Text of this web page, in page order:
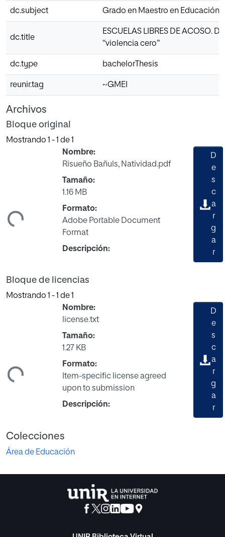
dc.subject Grado en Maestro en Educación
dc.title
ESCUELAS LIBRES DE ACOSO.
“violencia cero”
dc.type bachelorThesis
reunir.tag ~GMEI
Archivos
Bloque original
Mostrando 1 - 1 de 1
Nombre:
Risueño Bañuls, Natividad.pdf
Tamaño:
1.16 MB
Formato:
Adobe Portable Document
Format
Descripción:
D
e
s
c
a
r
g
a
r
Bloque de licencias
Mostrando 1 - 1 de 1
Nombre:
license.txt
Tamaño:
1.27 KB
Formato:
Item-specific license agreed
upon to submission
Descripción:
D
e
s
c
a
r
g
a
r
Colecciones
Área de Educación